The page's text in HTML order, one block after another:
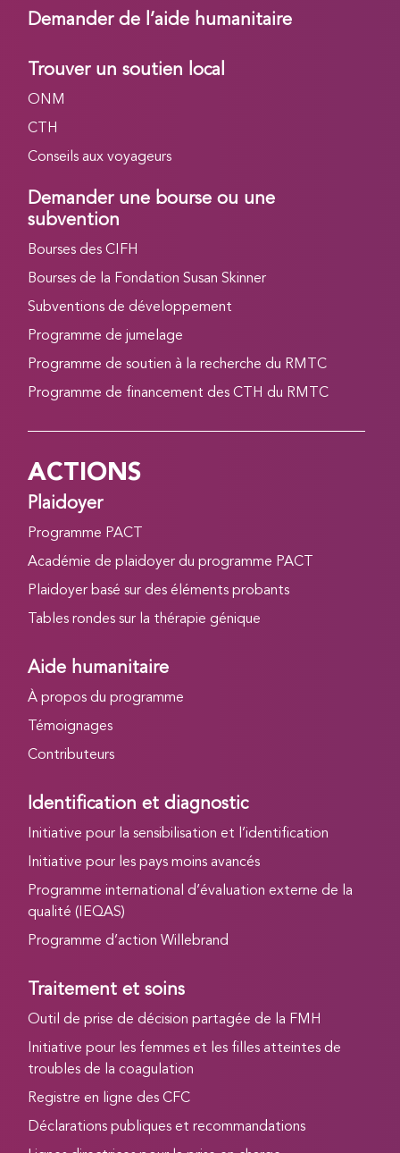
Demander de l’aide humanitaire
Trouver un soutien local
ONM
CTH
Conseils aux voyageurs
Demander une bourse ou une
subvention
Bourses des CIFH
Bourses de la Fondation Susan Skinner
Subventions de développement
Programme de jumelage
Programme de soutien à la recherche du RMTC
Programme de financement des CTH du RMTC
ACTIONS
Plaidoyer
Programme PACT
Académie de plaidoyer du programme PACT
Plaidoyer basé sur des éléments probants
Tables rondes sur la thérapie génique
Aide humanitaire
À propos du programme
Témoignages
Contributeurs
Identification et diagnostic
Initiative pour la sensibilisation et l’identification
Initiative pour les pays moins avancés
Programme international d’évaluation externe de la
qualité (IEQAS)
Programme d’action Willebrand
Traitement et soins
Outil de prise de décision partagée de la FMH
Initiative pour les femmes et les filles atteintes de
troubles de la coagulation
Registre en ligne des CFC
Déclarations publiques et recommandations